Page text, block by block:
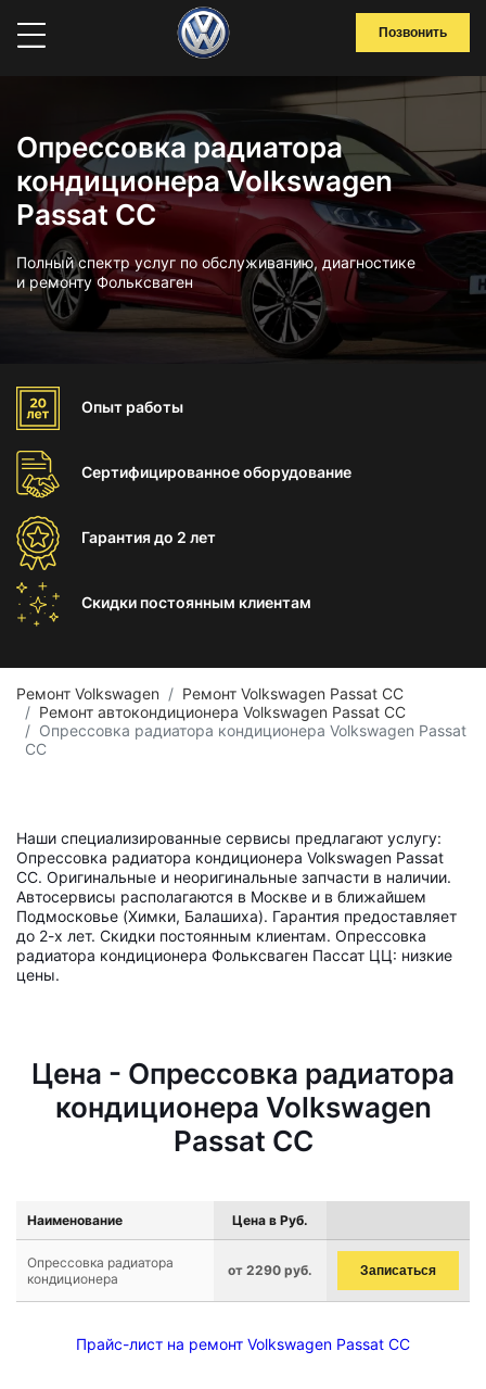
Позвонить
Опрессовка радиатора
кондиционера Volkswagen
Passat CC
Полный спектр услуг по обслуживанию, диагностике
и ремонту Фольксваген
Опыт работы
Сертифицированноеоборудование
Гарантиядо 2 лет
Скидки постоянным клиентам
Ремонт Volkswagen
Ремонт Volkswagen Passat CC
Ремонт автокондиционера Volkswagen Passat CC
Опрессовка радиатора кондиционера Volkswagen Passat
CC
Наши специализированные сервисы предлагают услугу:
Опрессовка радиатора кондиционера Volkswagen Passat
CC. Оригинальные и неоригинальные запчасти в наличии.
Автосервисы располагаются в Москве и в ближайшем
Подмосковье (Химки, Балашиха). Гарантия предоставляет
до 2-х лет. Скидки постоянным клиентам. Опрессовка
радиатора кондиционера Фольксваген Пассат ЦЦ: низкие
цены.
Цена - Опрессовка радиатора
кондиционера Volkswagen
Passat CC
Наименование Цена в Руб.
Опрессовка радиатора
кондиционера
от 2290 руб. Записаться
Прайс-лист на ремонт Volkswagen Passat CC